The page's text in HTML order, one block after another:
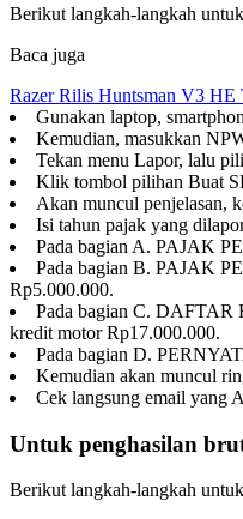
Berikut langkah-langkah
Baca juga
Razer Rilis Huntsman V3
Gunakan laptop,
Kemudian, masukkan
Tekan menu Lapor, lalu
Klik tombol pilihan Buat
Akan muncul penjelasan,
Isi tahun pajak yang
Pada bagian A. PAJAK
Pada bagian B. PAJAK
Rp5.000.000.
Pada bagian C. DAFTAR
kredit motor Rp17.000.000.
Pada bagian D.
Kemudian akan muncul
Cek langsung email yang
Untuk penghasilan
Berikut langkah-langkah